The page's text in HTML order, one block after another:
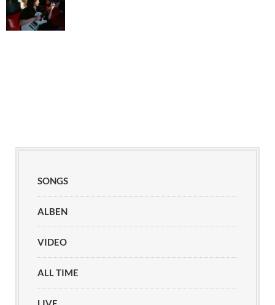
SONGS
ALBEN
VIDEO
ALL TIME